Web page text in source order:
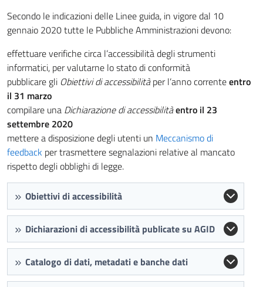
Secondo le indicazioni delle Linee guida, in vigore dal 10
gennaio 2020 tutte le Pubbliche Amministrazioni devono:
effettuare verifiche circa l’accessibilità degli strumenti
informatici, per valutarne lo stato di conformità
pubblicare gli Obiettivi di accessibilitàper l’anno correnteentro
il 31 marzo
compilare una Dichiarazione di accessibilitàentro il 23
settembre 2020
mettere a disposizione degli utenti un Meccanismo di
feedback per trasmettere segnalazioni relative al mancato
rispetto degli obblighi di legge.
Obiettivi di accessibilità
Dichiarazioni di accessibilità publicate su AGID
Catalogo di dati, metadati e banche dati